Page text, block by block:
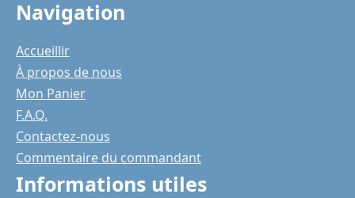
Navigation
Accueillir
À propos de nous
Mon Panier
F.A.Q.
Contactez-nous
Commentaire du commandant
Informations utiles